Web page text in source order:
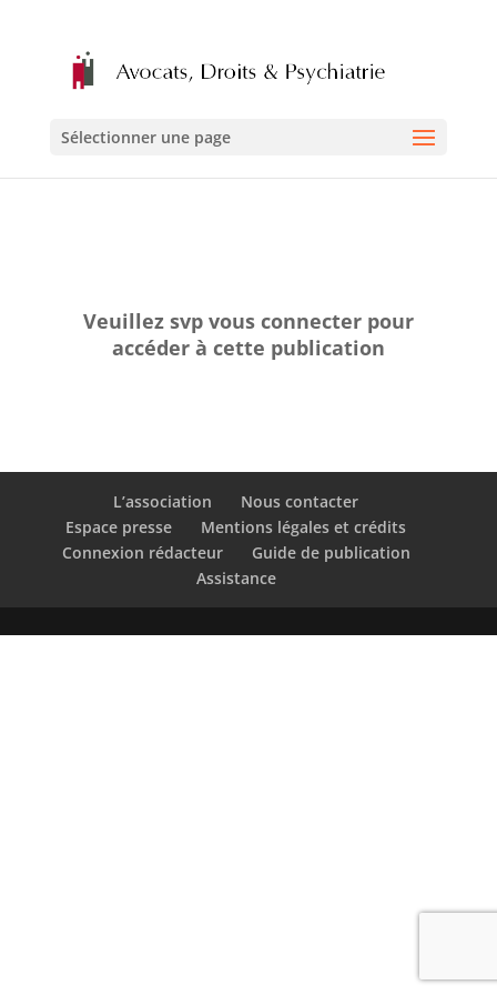
Sélectionner une page
Veuillez svp vous connecter pour
accéder à cette publication
L’association
Nous contacter
Espace presse
Mentions légales et crédits
Connexion rédacteur
Guide de publication
Assistance